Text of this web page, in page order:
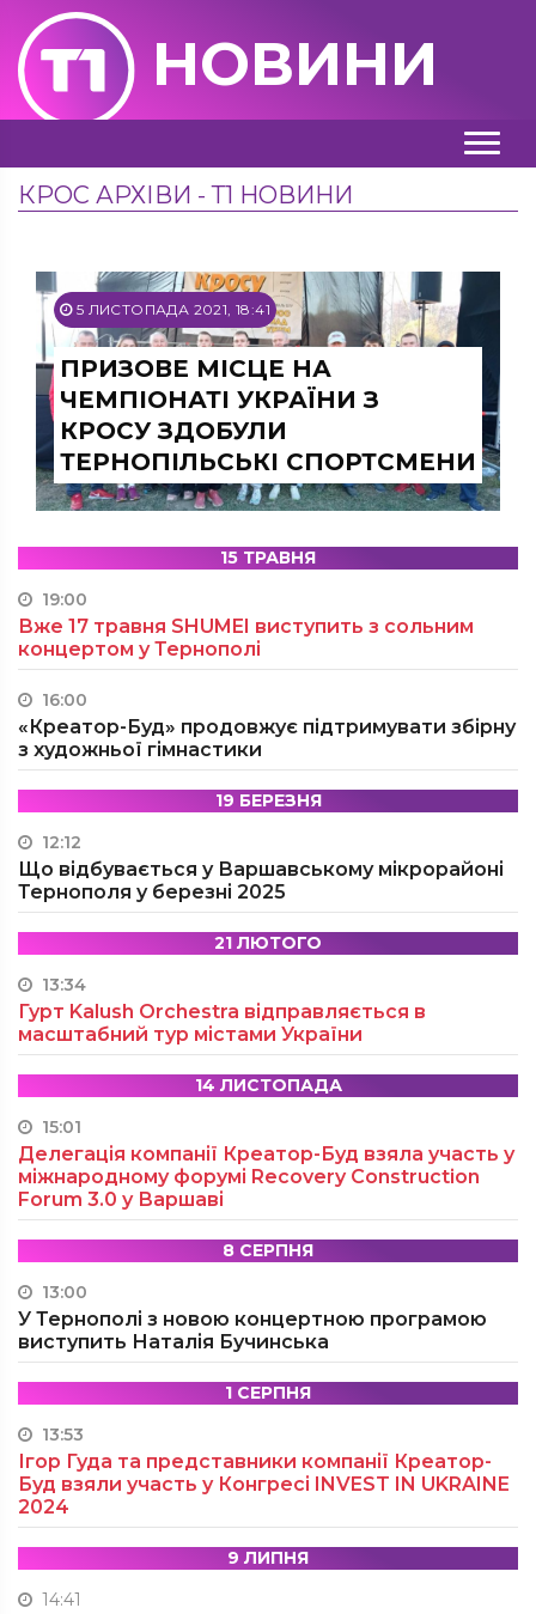
НОВИНИ
КРОС АРХІВИ - Т1 НОВИНИ
5 ЛИСТОПАДА 2021, 18:41
ПРИЗОВЕ МІСЦЕ НА
ЧЕМПІОНАТІ УКРАЇНИ З
КРОСУ ЗДОБУЛИ
ТЕРНОПІЛЬСЬКІ СПОРТСМЕНИ
15 ТРАВНЯ
19:00
Вже 17 травня SHUMEI виступить з сольним
концертом у Тернополі
16:00
«Креатор-Буд» продовжує підтримувати збірну
з художньої гімнастики
19 БЕРЕЗНЯ
12:12
Що відбувається у Варшавському мікрорайоні
Тернополя у березні 2025
21 ЛЮТОГО
13:34
Гурт Kalush Orchestra відправляється в
масштабний тур містами України
14 ЛИСТОПАДА
15:01
Делегація компанії Креатор-Буд взяла участь у
міжнародному форумі Recovery Construction
Forum 3.0 у Варшаві
8 СЕРПНЯ
13:00
У Тернополі з новою концертною програмою
виступить Наталія Бучинська
1 СЕРПНЯ
13:53
Ігор Гуда та представники компанії Креатор-
Буд взяли участь у Конгресі INVEST IN UKRAINE
2024
9 ЛИПНЯ
14:41